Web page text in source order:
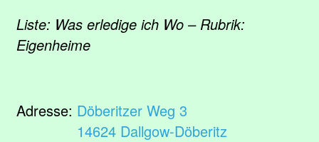
Liste: Was erledige ich Wo – Rubrik:
Eigenheime
Adresse: Döberitzer Weg 3
14624 Dallgow-Döberitz